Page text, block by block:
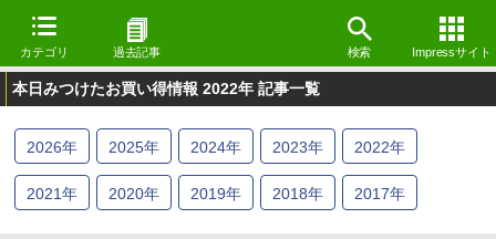
カテゴリ 過去記事 検索 Impressサイト
本日みつけたお買い得情報 2022年 記事一覧
2026年 2025年 2024年 2023年 2022年
2021年 2020年 2019年 2018年 2017年